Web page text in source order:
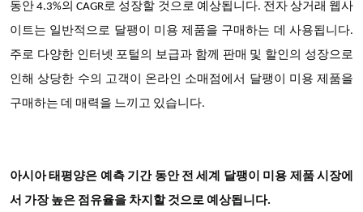
동안 4.3%의 CAGR로 성장할 것으로 예상됩니다. 전자 상거래 웹사
이트는 일반적으로 달팽이 미용 제품을 구매하는 데 사용됩니다.
주로 다양한 인터넷 포털의 보급과 함께 판매 및 할인의 성장으로
인해 상당한 수의 고객이 온라인 소매점에서 달팽이 미용 제품을
구매하는 데 매력을 느끼고 있습니다.
아시아 태평양은 예측 기간 동안 전 세계 달팽이 미용 제품 시장에
서 가장 높은 점유율을 차지할 것으로 예상됩니다.